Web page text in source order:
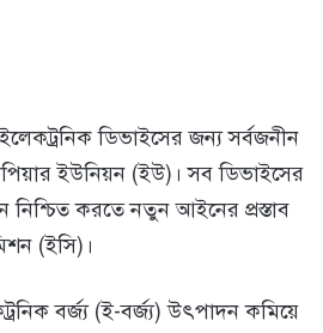
ডিভাইসের জন্য সর্বজনীন
ইউনিয়ন (ইউ)। সব ডিভাইসের
নিশ্চিত করতে নতুন আইনের প্রস্তাব
(ইসি)।
বর্জ্য (ই-বর্জ্য) উৎপাদন কমিয়ে